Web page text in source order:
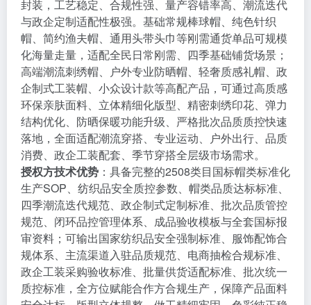
封装，工艺稳定、合规性强、量产容错率高、潮流迭代
与政企定制适配性极强。基础常规棒球帽、纯色针织
帽、简约渔夫帽、通用头带头巾等刚需通货单品可规模
化海量走量，适配全民日常刚需、四季基础铺货场景；
高端潮流刺绣帽、户外专业防晒帽、轻奢质感礼帽、政
企制式工装帽、小众设计款等高配产品，可通过高质感
环保亲肤面料、立体精细化版型、精密刺绣印花、弹力
结构优化、防晒保暖功能升级、严格批次品质质控快速
落地，全面适配潮流穿搭、专业运动、户外出行、品质
消费、政企工装配套、季节穿搭全层级市场需求。
授权方技术优势 ：具备完整的2508类目国标帽类标准化
生产SOP、纺织品安全质控参数、帽类品质达标标准、
四季潮流迭代规范、政企制式定制标准、批次品质管控
规范、闭环品控管理体系、成品验收模板与全套国标报
审资料；可输出国家纺织品安全强制标准、服饰配饰合
规体系、主流渠道入驻品质规范、电商抽检合规标准、
政企工装采购验收标准、批量供货适配标准、批次统一
质控标准，全方位赋能合作方合规生产，保障产品面料